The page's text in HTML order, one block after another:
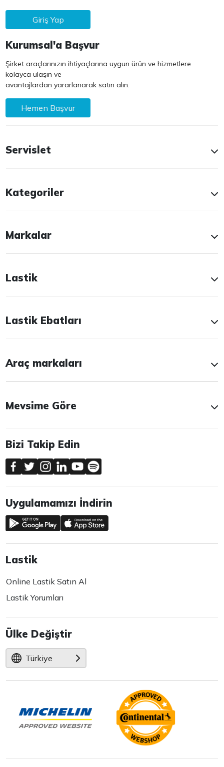
Giriş Yap
Kurumsal'a Başvur
Şirket araçlarınızın ihtiyaçlarına uygun ürün ve hizmetlere
kolayca ulaşın ve
avantajlardan yararlanarak satın alın.
Hemen Başvur
Servislet
Kategoriler
Markalar
Lastik
Lastik Ebatları
Araç markaları
Mevsime Göre
Bizi Takip Edin
Uygulamamızı İndirin
Lastik
Online Lastik Satın Al
Lastik Yorumları
Ülke Değiştir
Türkiye